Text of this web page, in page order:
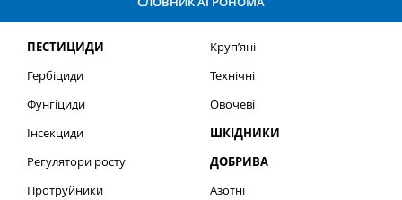
ПЕСТИЦИДИ
Гербіциди
Фунгіциди
Інсекциди
Регулятори росту
Протруйники
Круп’яні
Технічні
Овочеві
ШКІДНИКИ
ДОБРИВА
Азотні